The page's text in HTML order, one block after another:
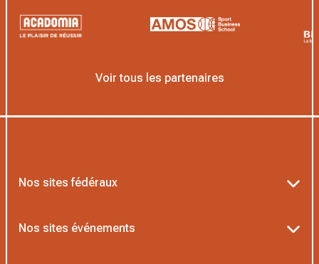
Voir tous les partenaires
Nos sites fédéraux
Nos sites événements